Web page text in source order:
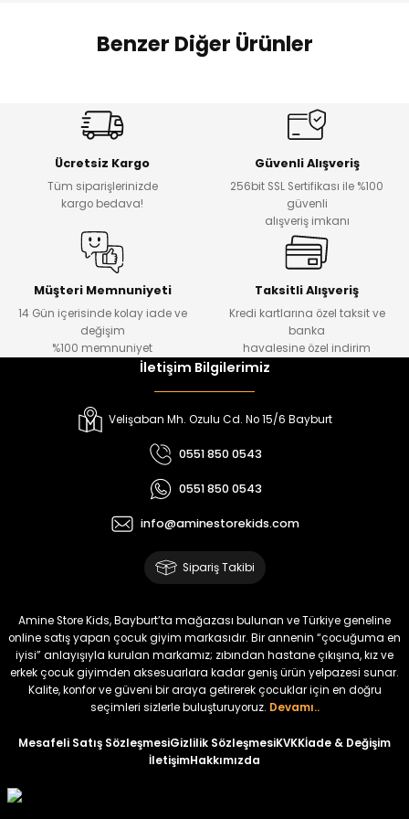
Benzer Diğer Ürünler
Puba Unisex Kot 3’lü Takım
₺ 1.550
Urban Kız Çocuk Süveterli Tunik Gömlek
Tivon Kız Çocuk 3’lü Takım
₺ 2.340
Oven Kız Çocuk 2’li Takım
%17
Viren Kız Çocuk Deri Etekli Takım
₺ 665
₺ 1.150
₺ 950
Yeni
Bella Kız Çocuk 2’li Jile Elbise
₺ 2.200
₺ 1.800
Krep Kumaş Gömlek Ayrobin Kumaş Kile İkili Takım
₺ 1.200
Ücretsiz Kargo
Tüm siparişlerinizde
kargo bedava!
Güvenli Alışveriş
256bit SSL Sertifikası ile %100
güvenli
alışveriş imkanı
Müşteri Memnuniyeti
14 Gün içerisinde kolay iade ve
değişim
%100 memnuniyet
Taksitli Alışveriş
Kredi kartlarına özel taksit ve
banka
havalesine özel indirim
İletişim Bilgilerimiz
Velişaban Mh. Ozulu Cd. No 15/6 Bayburt
0551 850 0543
0551 850 0543
info@aminestorekids.com
Sipariş Takibi
Amine Store Kids, Bayburt’ta mağazası bulunan ve Türkiye geneline
online satış yapan çocuk giyim markasıdır. Bir annenin “çocuğuma en
iyisi” anlayışıyla kurulan markamız; zıbından hastane çıkışına, kız ve
erkek çocuk giyimden aksesuarlara kadar geniş ürün yelpazesi sunar.
Kalite, konfor ve güveni bir araya getirerek çocuklar için en doğru
seçimleri sizlerle buluşturuyoruz. Devamı..
Mesafeli Satış SözleşmesiGizlilik SözleşmesiKVKKİade & Değişim
İletişimHakkımızda